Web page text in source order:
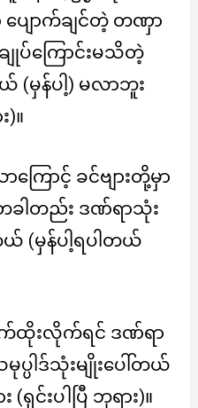
ပျောက်ချင်တဲ့ တဏှာ
ျုပ်ကြောင်းမသိတဲ့
(မှန်ပါ့) မလာဘူး
)။
ောင့် ခင်ဗျားတို့မှာ
ါတည်း ဒဏ်ရာသုံး
(မှန်ပါ့ရပါတယ်
က်ထိုးလိုက်ရင် ဒဏ်ရာ
ပ္ပါဒ်သုံးမျိုးပေါ်တယ်
(ရှင်းပါပြီ ဘုရား)။